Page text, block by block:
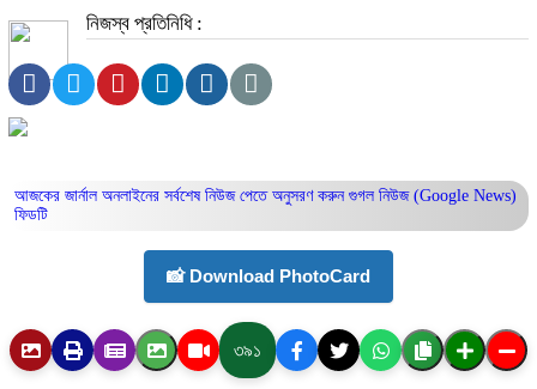
নিজস্ব প্রতিনিধি :
আজকের জার্নাল অনলাইনের সর্বশেষ নিউজ পেতে অনুসরণ করুন গুগল নিউজ (Google News)
ফিডটি
📸 Download PhotoCard
৩৯১